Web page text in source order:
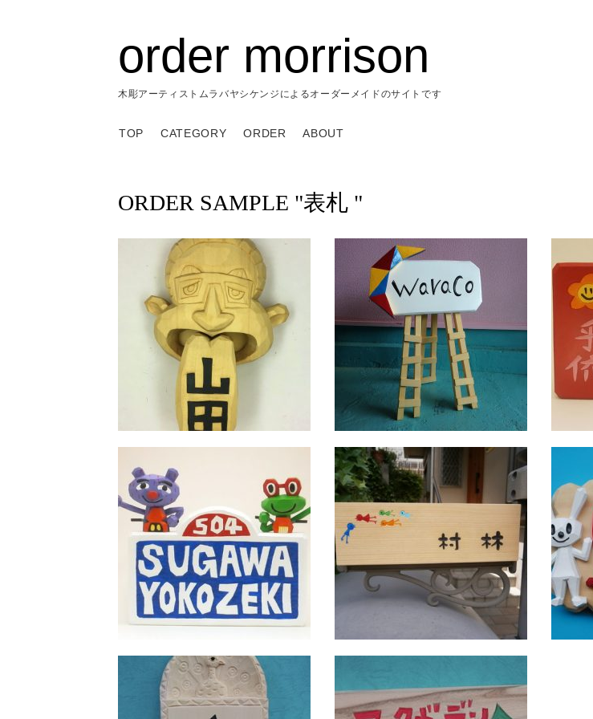
order morrison
木彫アーティストムラバヤシケンジによるオーダーメイドのサイトです
TOP CATEGORY ORDER ABOUT
ORDER SAMPLE "表札 "